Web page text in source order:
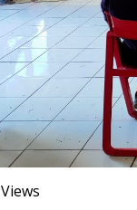
Views